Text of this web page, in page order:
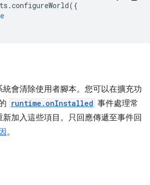
.configureWorld({
會清除使用者腳本。您可以在擴充功
runtime.onInstalled 事件處理常
加入這些項目。只回應傳遞至事件回
。